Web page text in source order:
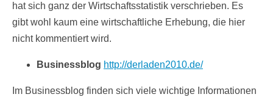
hat sich ganz der Wirtschaftsstatistik verschrieben. Es
gibt wohl kaum eine wirtschaftliche Erhebung, die hier
nicht kommentiert wird.
Businessblog http://derladen2010.de/
Im Businessblog finden sich viele wichtige Informationen